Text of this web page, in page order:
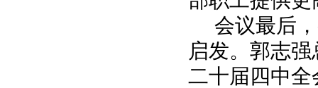
会议最后，
启发。郭志强
二十届四中全